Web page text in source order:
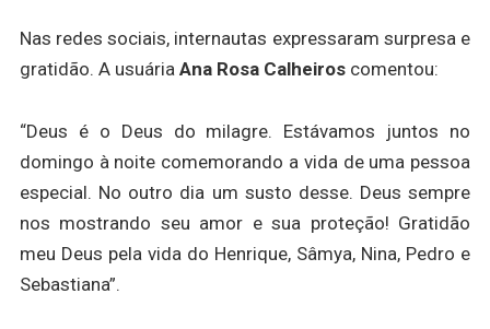
Nas redes sociais, internautas expressaram surpresa e
gratidão. A usuária Ana Rosa Calheiroscomentou:
“Deus é o Deus do milagre. Estávamos juntos no
domingo à noite comemorando a vida de uma pessoa
especial. No outro dia um susto desse. Deus sempre
nos mostrando seu amor e sua proteção! Gratidão
meu Deus pela vida do Henrique, Sâmya, Nina, Pedro e
Sebastiana”.